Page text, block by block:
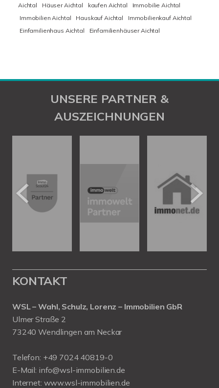
Aichtal
Häuser Aichtal kaufen Aichtal
Immobilie Aichtal
Immobilien Aichtal
Hauskauf Aichtal
Immobilienkauf Aichtal
Einfamilienhaus Aichtal
Einfamilienhäuser Aichtal
UNSERE PARTNER &
AUSZEICHNUNGEN
KONTAKT
WSL – Wahl, Schulz, Lorenz – Immobilien GbR
Ulmer Straße 2
73240 Wendlingen am Neckar
Telefon: +49 7024 40819-0
E-Mail: info@wsl-immobilien.de
Internet: www.wsl-immobilien.de